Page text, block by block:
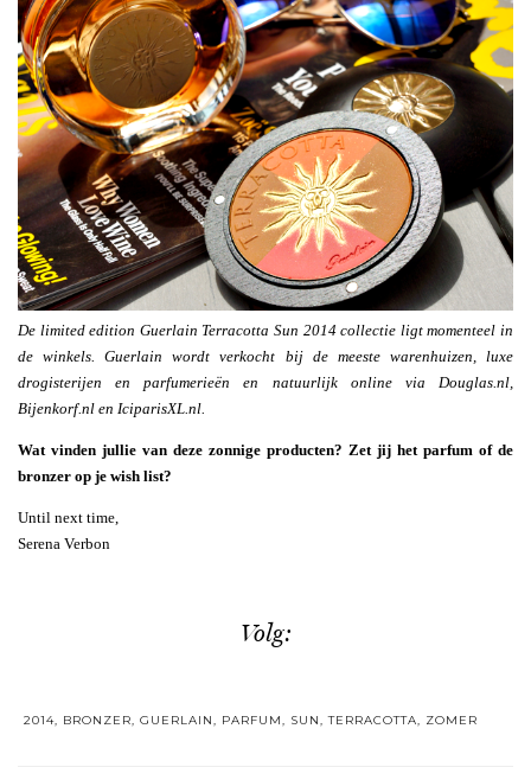
De limited edition Guerlain Terracotta Sun 2014 collectie ligt momenteel in
de winkels. Guerlain wordt verkocht bij de meeste warenhuizen, luxe
drogisterijen en parfumerieën en natuurlijk online via Douglas.nl,
Bijenkorf.nl en IciparisXL.nl.
Wat vinden jullie van deze zonnige producten? Zet jij het parfum of de
bronzer op je wish list?
Until next time,
Serena Verbon
Volg:
2014, BRONZER, GUERLAIN, PARFUM, SUN,TERRACOTTA, ZOMER